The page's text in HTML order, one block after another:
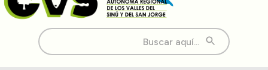
Buscar: